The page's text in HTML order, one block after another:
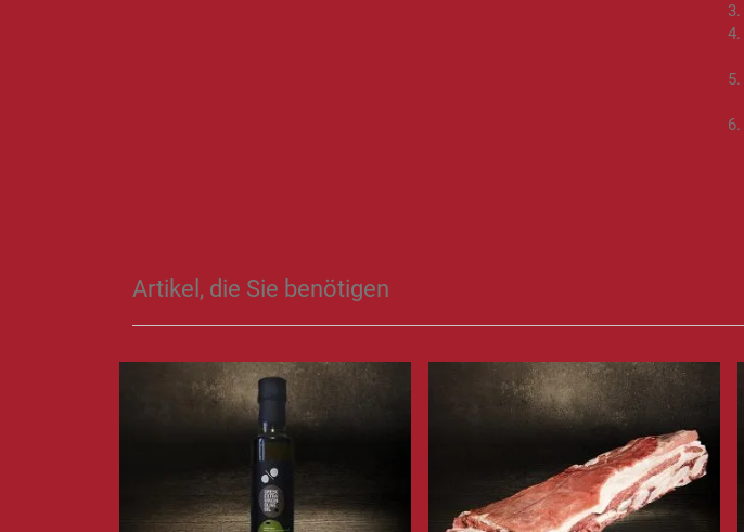
Artikel, die Sie benötigen